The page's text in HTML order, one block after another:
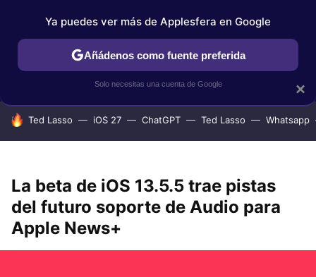
IPHONE TUTORIALES APPLESFERA SELECCIÓN
HOY SE HABLA DE
Ted Lasso iOS 27 ChatGPT Ted Lasso Whatsapp
La beta de iOS 13.5.5 trae pistas
del futuro soporte de Audio para
Apple News+
×
Ya puedes ver más de Applesfera en Google
Añádenos como fuente preferida
Solo necesitas una cuenta de Google